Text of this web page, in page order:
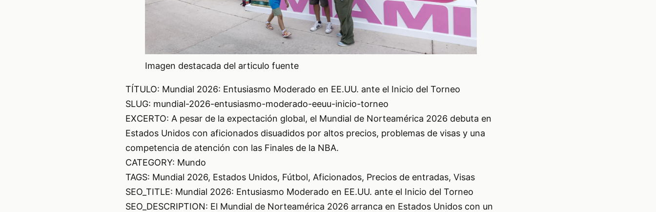
Imagen destacada del articulo fuente
TÍTULO: Mundial 2026: Entusiasmo Moderado en EE.UU. ante el Inicio del Torneo
SLUG: mundial-2026-entusiasmo-moderado-eeuu-inicio-torneo
EXCERTO: A pesar de la expectación global, el Mundial de Norteamérica 2026 debuta en
Estados Unidos con aficionados disuadidos por altos precios, problemas de visas y una
competencia de atención con las Finales de la NBA.
CATEGORY: Mundo
TAGS: Mundial 2026, Estados Unidos, Fútbol, Aficionados, Precios de entradas, Visas
SEO_TITLE: Mundial 2026: Entusiasmo Moderado en EE.UU. ante el Inicio del Torneo
SEO_DESCRIPTION: El Mundial de Norteamérica 2026 arranca en Estados Unidos con un